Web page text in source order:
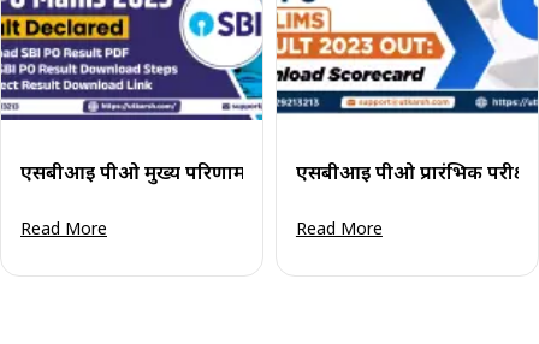
एसबीआई पीओ मुख्य परिणाम 2023 घोषित: परिणाम पीडीएफ
Read More
एसबीआई पीओ प्रारंभिक
Read More